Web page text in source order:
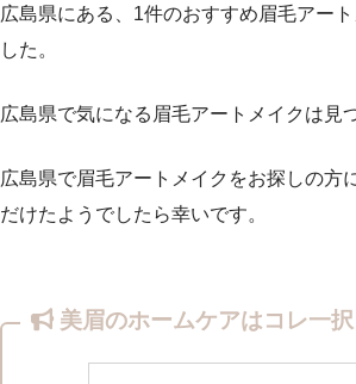
広島県にある、1件のおすすめ眉毛アー
した。
広島県で気になる眉毛アートメイクは見
広島県で眉毛アートメイクをお探しの方
だけたようでしたら幸いです。
美眉のホームケアはコレ一択